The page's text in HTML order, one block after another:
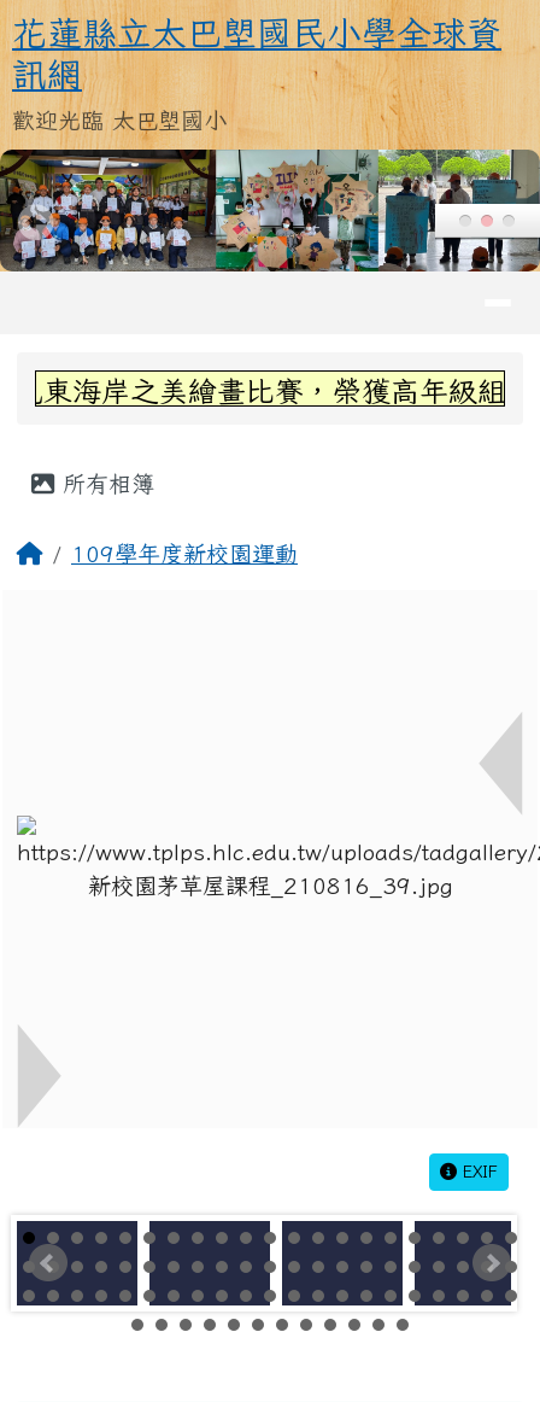
跳至主內容區
花蓮縣立太巴塱國民小學全球資訊
花蓮縣立太巴塱國民小學全球資
訊網
歡迎光臨 太巴塱國小
上中區域內容
之美繪畫比賽，榮獲高年級組第三名~感
所有相簿
回首頁109學年度新校園運動
EXIF